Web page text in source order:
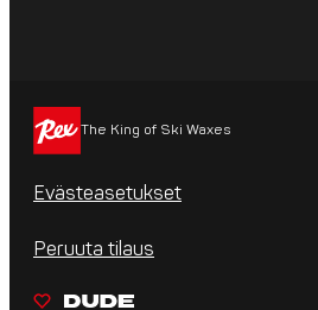
The King of Ski Waxes
Evästeasetukset
Peruuta tilaus